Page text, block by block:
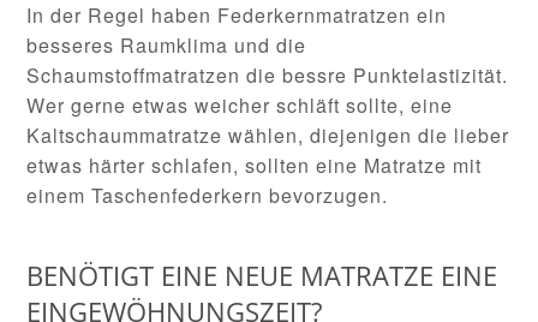
In der Regel haben Federkernmatratzen ein
besseres Raumklima und die
Schaumstoffmatratzen die bessre Punktelastizität.
Wer gerne etwas weicher schläft sollte, eine
Kaltschaummatratze wählen, diejenigen die lieber
etwas härter schlafen, sollten eine Matratze mit
einem Taschenfederkern bevorzugen.
BENÖTIGT EINE NEUE MATRATZE EINE
EINGEWÖHNUNGSZEIT?